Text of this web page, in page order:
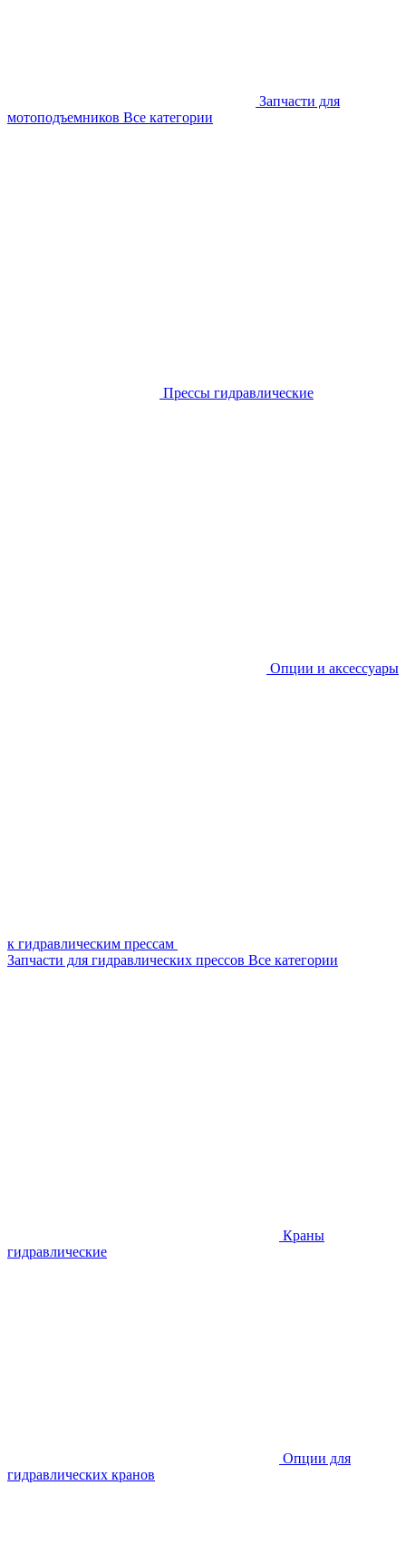
Запчасти для
мотоподъемников Все категории
Прессы гидравлические
Опции и аксессуары
к гидравлическим прессам
Запчасти для гидравлических прессов Все категории
Краны
гидравлические
Опции для
гидравлических кранов